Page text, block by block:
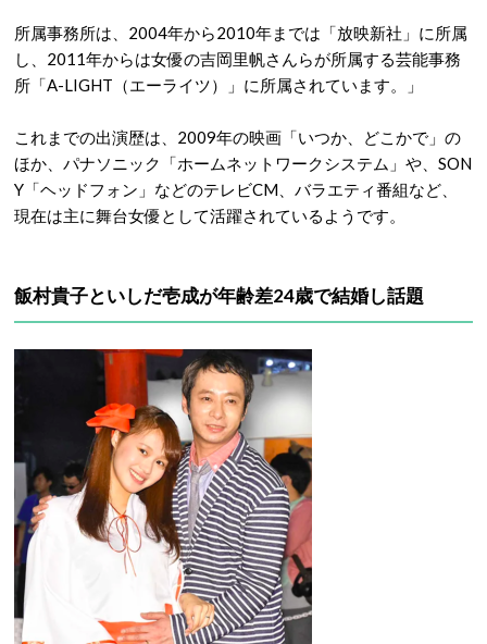
所属事務所は、2004年から2010年までは「放映新社」に所属
し、2011年からは女優の吉岡里帆さんらが所属する芸能事務
所「A-LIGHT（エーライツ）」に所属されています。」
これまでの出演歴は、2009年の映画「いつか、どこかで」の
ほか、パナソニック「ホームネットワークシステム」や、SON
Y「ヘッドフォン」などのテレビCM、バラエティ番組など、
現在は主に舞台女優として活躍されているようです。
飯村貴子といしだ壱成が年齢差24歳で結婚し話題